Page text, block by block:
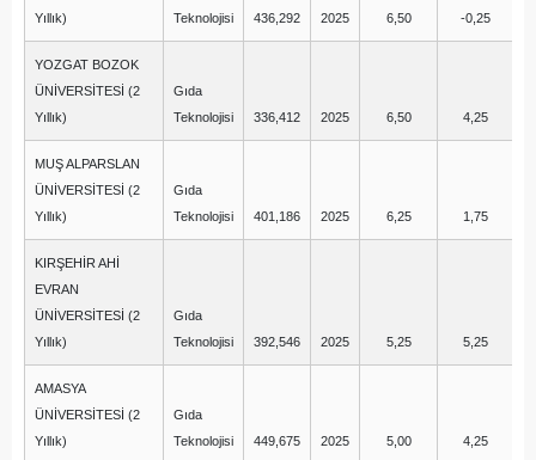
Yıllık)
Teknolojisi
436,292 2025 6,50 -0,25
YOZGAT BOZOK
ÜNİVERSİTESİ (2
Yıllık)
Gıda
Teknolojisi
336,412 2025 6,50 4,25
MUŞ ALPARSLAN
ÜNİVERSİTESİ (2
Yıllık)
Gıda
Teknolojisi
401,186 2025 6,25 1,75
KIRŞEHİR AHİ
EVRAN
ÜNİVERSİTESİ (2
Yıllık)
Gıda
Teknolojisi
392,546 2025 5,25 5,25
AMASYA
ÜNİVERSİTESİ (2
Yıllık)
Gıda
Teknolojisi
449,675 2025 5,00 4,25